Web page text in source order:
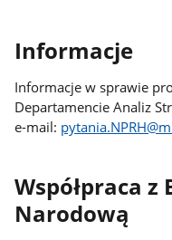
Informacje
Informacje w sprawie
Departamencie Analiz
e-mail:
Współpraca z
Narodową